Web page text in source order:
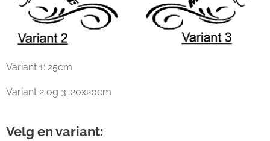
Variant 1: 25cm
Variant 2 og 3: 20x20cm
Velg en variant: